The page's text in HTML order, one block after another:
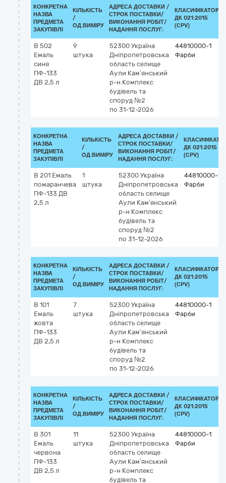
КОНКРЕТНА
НАЗВА
ПРЕДМЕТА
ЗАКУПІВЛІ
КІЛЬКІСТЬ
/
ОД.ВИМІРУ
АДРЕСА ДОСТАВКИ /
СТРОК ПОСТАВКИ/
ВИКОНАННЯ РОБІТ/
НАДАННЯ ПОСЛУГ:
КЛАСИФІКАТОР
ДК 021:2015
(CPV)
В 502
Емаль
синя
ПФ-133
ДВ 2,5 л
9
штука
52300 Україна
Дніпропетровська
область селище
Аули Кам’янський
р-н Комплекс
будівель та
споруд №2
по 31-12-2026
44810000-1
Фарби
КОНКРЕТНА
НАЗВА
ПРЕДМЕТА
ЗАКУПІВЛІ
КІЛЬКІСТЬ
/
ОД.ВИМІРУ
АДРЕСА ДОСТАВКИ /
СТРОК ПОСТАВКИ/
ВИКОНАННЯ РОБІТ/
НАДАННЯ ПОСЛУГ:
ДК 021:2015
(CPV)
В 201 Емаль
помаранчева
ПФ-133 ДВ
2,5 л
1
штука
52300 Україна
Дніпропетровська
область селище
Аули Кам’янський
р-н Комплекс
будівель та
споруд №2
по 31-12-2026
44810000-1
Фарби
КОНКРЕТНА
НАЗВА
ПРЕДМЕТА
ЗАКУПІВЛІ
КІЛЬКІСТЬ
/
ОД.ВИМІРУ
АДРЕСА ДОСТАВКИ /
СТРОК ПОСТАВКИ/
ВИКОНАННЯ РОБІТ/
НАДАННЯ ПОСЛУГ:
КЛАСИФІКАТОР
ДК 021:2015
(CPV)
В 101
Емаль
жовта
ПФ-133
ДВ 2,5 л
7
штука
52300 Україна
Дніпропетровська
область селище
Аули Кам’янський
р-н Комплекс
будівель та
споруд №2
по 31-12-2026
44810000-1
Фарби
КОНКРЕТНА
НАЗВА
ПРЕДМЕТА
ЗАКУПІВЛІ
КІЛЬКІСТЬ
/
ОД.ВИМІРУ
АДРЕСА ДОСТАВКИ /
СТРОК ПОСТАВКИ/
ВИКОНАННЯ РОБІТ/
НАДАННЯ ПОСЛУГ:
КЛАСИФІКАТОР
ДК 021:2015
(CPV)
В 301
Емаль
червона
ПФ-133
ДВ 2,5 л
11
штука
52300 Україна
Дніпропетровська
область селище
Аули Кам’янський
р-н Комплекс
будівель та
44810000-1
Фарби